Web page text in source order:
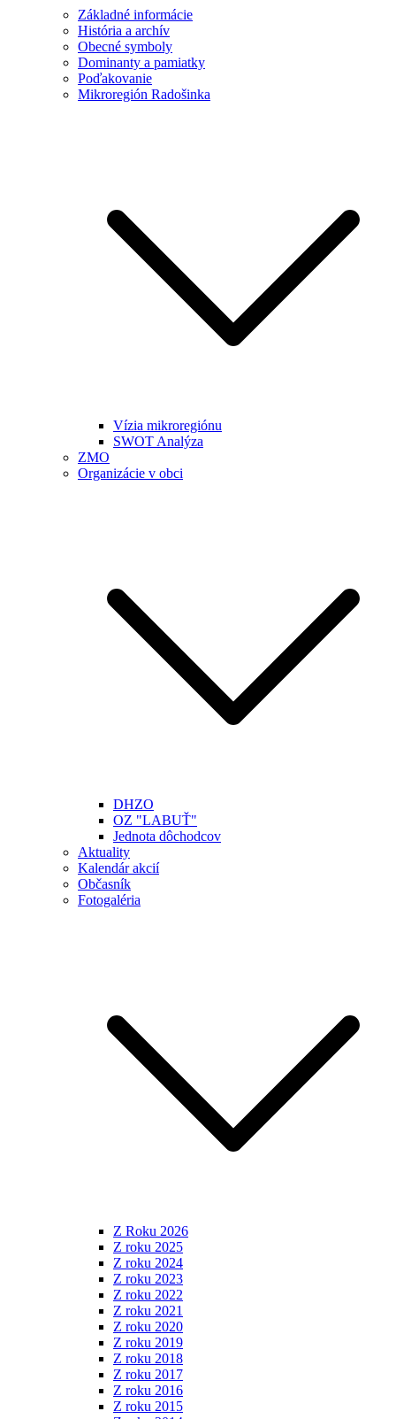
Základné informácie
História a archív
Obecné symboly
Dominanty a pamiatky
Poďakovanie
Mikroregión Radošinka
Vízia mikroregiónu
SWOT Analýza
ZMO
Organizácie v obci
DHZO
OZ "LABUŤ"
Jednota dôchodcov
Aktuality
Kalendár akcií
Občasník
Fotogaléria
Z Roku 2026
Z roku 2025
Z roku 2024
Z roku 2023
Z roku 2022
Z roku 2021
Z roku 2020
Z roku 2019
Z roku 2018
Z roku 2017
Z roku 2016
Z roku 2015